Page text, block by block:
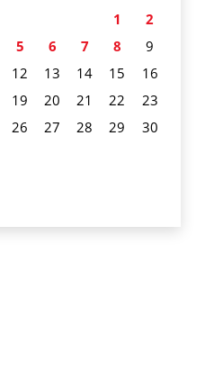
1
2
5 6 7 8
9
12 13 14 15
16
19 20 21 22
23
26 27 28 29
30